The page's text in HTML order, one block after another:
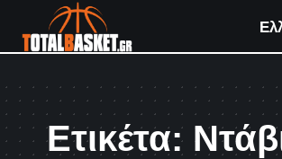
Ετικέτα: